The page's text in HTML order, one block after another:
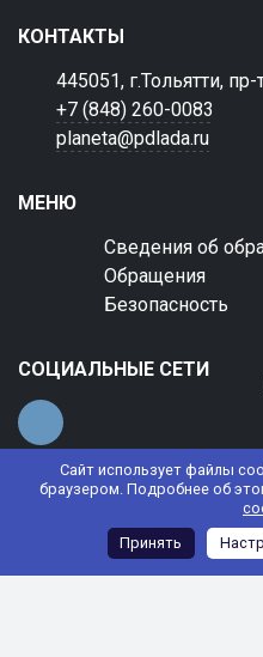
Сайт использует файлы
браузером. Подробнее об
Принять
КОНТАКТЫ
445051, г.Тольятти, пр-
+7 (848) 260-0083
planeta@pdlada.ru
МЕНЮ
Сведения об
Обращения
Безопасность
СОЦИАЛЬНЫЕ СЕТИ
© 2022 АНО ДО "Планета